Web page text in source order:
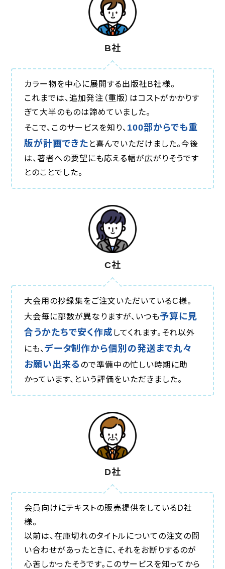
B社
カラー物を中心に展開する出版社B社様。
これまでは、追加発注（重版）はコストがかかりす
ぎて大半のものは諦めていました。
そこで、このサービスを知り、 100部からでも重
版が計画できた と喜んでいただけました。今後
は、著者への要望にも応える幅が広がりそうです
とのことでした。
C社
大会用の抄録集をご注文いただいているC様。
大会毎に部数が異なりますが、いつも予算に見
合うかたちで安く作成 してくれます。それ以外
にも、データ制作から個別の発送まで丸々
お願い出来る ので準備中の忙しい時期に助
かっています、という評価をいただきました。
D社
会員向けにテキストの販売提供をしているD社
様。
以前は、在庫切れのタイトルについての注文の問
い合わせがあったときに、それをお断りするのが
心苦しかったそうです。このサービスを知ってから